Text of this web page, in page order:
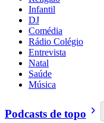
Infantil
DJ
Comédia
Rádio Colégio
Entrevista
Natal
Saúde
Música
Podcasts de topo